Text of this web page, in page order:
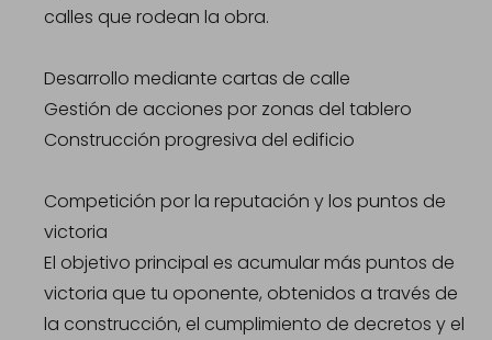
calles que rodean la obra.
Desarrollo mediante cartas de calle
Gestión de acciones por zonas del tablero
Construcción progresiva del edificio
Competición por la reputación y los puntos de
victoria
El objetivo principal es acumular más puntos de
victoria que tu oponente, obtenidos a través de
la construcción, el cumplimiento de decretos y el